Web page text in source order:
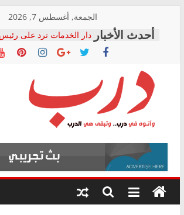
content
الجمعة, أغسطس 7, 2026
دار الخدمات ترد على رئيس
بعد مؤتمره الصحفي: إنكار
معاناة أصحاب
فرحات سليمان يكتب:
أين؟
حزب التحالف الشعبي يطلق
في الصحة” بالإسكندرية
ودعم المرضى
الوزاري لمدينة الصحفيين..
إنشاء المبنى الإداري
المجلس القومي لحقوق
متابعة قضية الدكتور محمد
قرينة البراءة وضمانات
درب
وأتوه
درب..
وتبقى
هي